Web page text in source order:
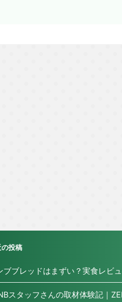
投稿
ブブレッドはまずい？実食レビ
スタッフさんの取材体験記｜